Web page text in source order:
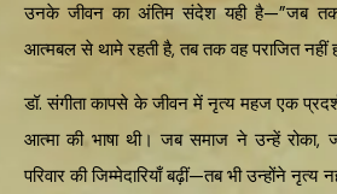
उनके जीवन का अंतिम संदेश यही है—”जब
आत्मबल से थामे रहती है, तब तक वह पराजित नहीं
डॉ. संगीता कापसे के जीवन में नृत्य महज एक
आत्मा की भाषा थी। जब समाज ने उन्हें रोका,
परिवार की जिम्मेदारियाँ बढ़ीं—तब भी उन्होंने नृत्य